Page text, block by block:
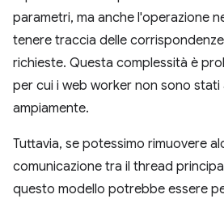
parametri, ma anche l'operazione
tenere traccia delle
richieste. Questa complessità è
per cui i web worker non sono
ampiamente.
Tuttavia, se potessimo rimuovere
comunicazione tra il thread
questo modello potrebbe essere